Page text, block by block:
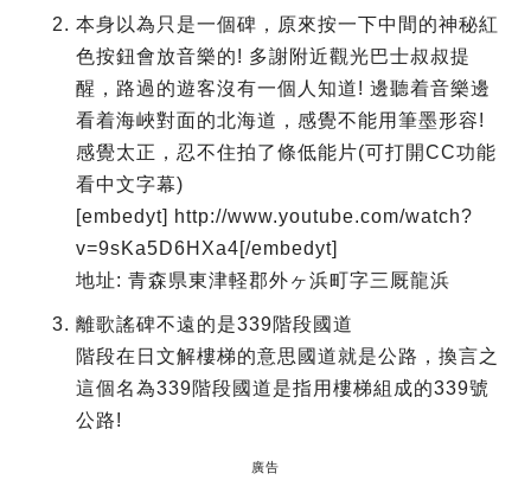
本身以為只是一個碑，原來按一下中間的神秘紅
色按鈕會放音樂的! 多謝附近觀光巴士叔叔提
醒，路過的遊客沒有一個人知道! 邊聽着音樂邊
看着海峽對面的北海道，感覺不能用筆墨形容!
感覺太正，忍不住拍了條低能片(可打開CC功能
看中文字幕)
[embedyt] http://www.youtube.com/watch?
v=9sKa5D6HXa4[/embedyt]
地址: 青森県東津軽郡外ヶ浜町字三厩龍浜
離歌謠碑不遠的是339階段國道
階段在日文解樓梯的意思國道就是公路，換言之
這個名為339階段國道是指用樓梯組成的339號
公路!
廣告